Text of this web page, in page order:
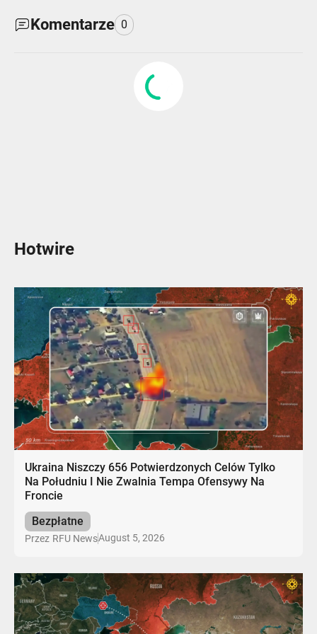
Komentarze 0
Hotwire
Ukraina Niszczy 656 Potwierdzonych Celów Tylko
Na Południu I Nie Zwalnia Tempa Ofensywy Na
Froncie
Bezpłatne
Przez RFU NewsAugust 5, 2026